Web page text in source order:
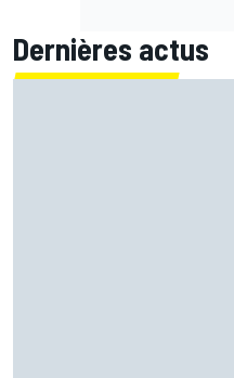
Dernières actus